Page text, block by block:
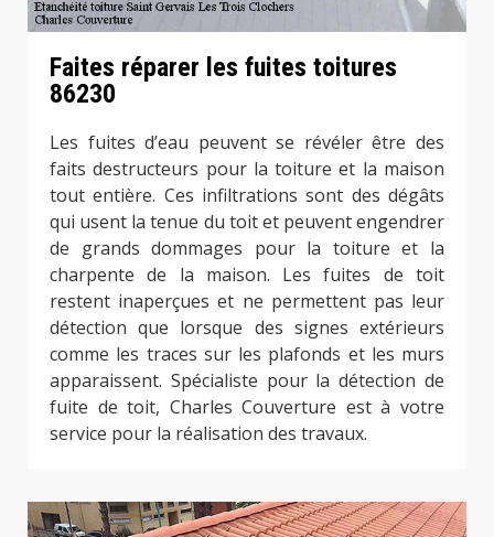
Faites réparer les fuites toitures
86230
Les fuites d’eau peuvent se révéler être des
faits destructeurs pour la toiture et la maison
tout entière. Ces infiltrations sont des dégâts
qui usent la tenue du toit et peuvent engendrer
de grands dommages pour la toiture et la
charpente de la maison. Les fuites de toit
restent inaperçues et ne permettent pas leur
détection que lorsque des signes extérieurs
comme les traces sur les plafonds et les murs
apparaissent. Spécialiste pour la détection de
fuite de toit, Charles Couverture est à votre
service pour la réalisation des travaux.